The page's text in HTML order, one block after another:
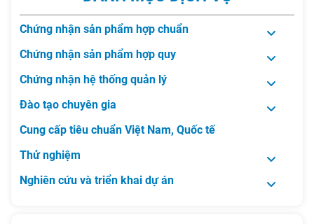
Chứng nhận sản phẩm hợp chuẩn
Chứng nhận sản phẩm hợp quy
Chứng nhận hệ thống quản lý
Đào tạo chuyên gia
Cung cấp tiêu chuẩn Việt Nam, Quốc tế
Thử nghiệm
Nghiên cứu và triển khai dự án